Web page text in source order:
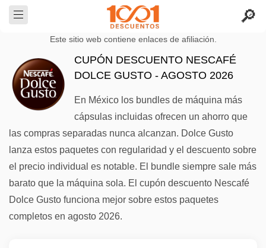
Este sitio web contiene enlaces de afiliación.
CUPÓN DESCUENTO NESCAFÉ
DOLCE GUSTO - AGOSTO 2026
En México los bundles de máquina más
cápsulas incluidas ofrecen un ahorro que
las compras separadas nunca alcanzan. Dolce Gusto
lanza estos paquetes con regularidad y el descuento sobre
el precio individual es notable. El bundle siempre sale más
barato que la máquina sola. El cupón descuento Nescafé
Dolce Gusto funciona mejor sobre estos paquetes
completos en agosto 2026.